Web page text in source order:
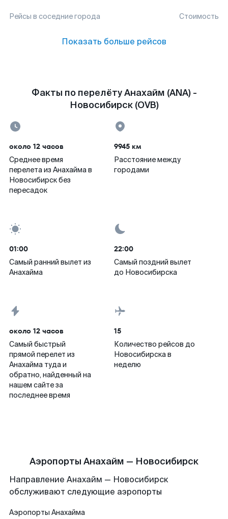
Рейсы в соседние города Стоимость
Показать больше рейсов
Факты по перелёту Анахайм (ANA) -
Новосибирск (OVB)
около 12 часов
Среднее время
перелета из Анахайма в
Новосибирск без
пересадок
9945 км
Расстояние между
городами
01:00
Самый ранний вылет из
Анахайма
22:00
Самый поздний вылет
до Новосибирска
около 12 часов
Самый быстрый
прямой перелет из
Анахайма туда и
обратно, найденный на
нашем сайте за
последнее время
15
Количество рейсов до
Новосибирска в
неделю
Аэропорты Анахайм — Новосибирск
Направление Анахайм — Новосибирск
обслуживают следующие аэропорты
Аэропорты Анахайма